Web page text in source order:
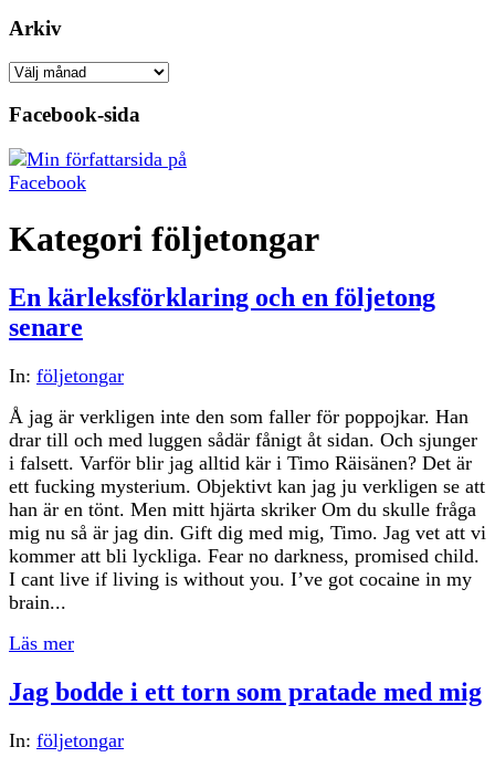
Arkiv
Arkiv
Facebook-sida
Kategori följetongar
En kärleksförklaring och en följetong
senare
In: följetongar
Å jag är verkligen inte den som faller för poppojkar. Han
drar till och med luggen sådär fånigt åt sidan. Och sjunger
i falsett. Varför blir jag alltid kär i Timo Räisänen? Det är
ett fucking mysterium. Objektivt kan jag ju verkligen se att
han är en tönt. Men mitt hjärta skriker Om du skulle fråga
mig nu så är jag din. Gift dig med mig, Timo. Jag vet att vi
kommer att bli lyckliga. Fear no darkness, promised child.
I cant live if living is without you. I’ve got cocaine in my
brain...
Läs mer
Jag bodde i ett torn som pratade med mig
In: följetongar